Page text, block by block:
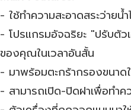
- ใช้ทำความสะอาดสระว่ายน้
- โปรแกรมอัจฉริยะ "ปรับตัว
ของคุณในเวลาอันสั้น
- มาพร้อมตะกร้ากรองขนา
- สามารถเปิด-ปิดฝาเพื่อทำ